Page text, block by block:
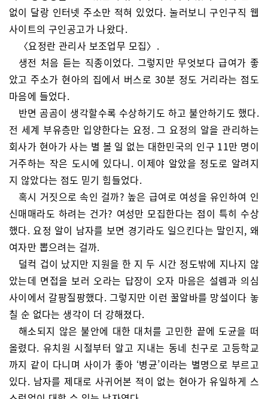
없이 달랑 인터넷 주소만 적혀 있었다. 눌러보니 구인구직 웹
사이트의 구인공고가 나왔다.
〈요정란 관리사 보조업무 모집〉.
생전 처음 듣는 직종이었다. 그렇지만 무엇보다 급여가 좋
았고 주소가 현아의 집에서 버스로 30분 정도 거리라는 점도
마음에 들었다.
반면 곰곰이 생각할수록 수상하기도 하고 불안하기도 했다.
전 세계 부유층만 입양한다는 요정. 그 요정의 알을 관리하는
회사가 현아가 사는 별 볼 일 없는 대한민국의 인구 11만 명이
거주하는 작은 도시에 있다니. 이제야 알았을 정도로 알려지
지 않았다는 점도 믿기 힘들었다.
혹시 거짓으로 속인 걸까? 높은 급여로 여성을 유인하여 인
신매매라도 하려는 건가? 여성만 모집한다는 점이 특히 수상
했다. 요정 알이 남자를 보면 경기라도 일으킨다는 말인지, 왜
여자만 뽑으려는 걸까.
덜컥 겁이 났지만 지원을 한 지 두 시간 정도밖에 지나지 않
았는데 면접을 보러 오라는 답장이 오자 마음은 설렘과 의심
사이에서 갈팡질팡했다. 그렇지만 이런 꿀알바를 망설이다 놓
칠 순 없다는 생각이 더 강해졌다.
해소되지 않은 불안에 대한 대처를 고민한 끝에 도균을 떠
올렸다. 유치원 시절부터 알고 지내는 동네 친구로 고등학교
까지 같이 다니며 사이가 좋아 ‘병균’이라는 별명으로 부르고
있다. 남자를 제대로 사귀어본 적이 없는 현아가 유일하게 스